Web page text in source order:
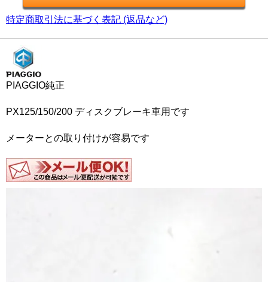
特定商取引法に基づく表記 (返品など)
PIAGGIO純正
PX125/150/200 ディスクブレーキ車用です
メーターとの取り付けが容易です